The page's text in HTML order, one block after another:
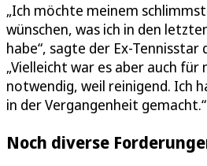
„Ich möchte meinem
wünschen, was ich in den
habe“, sagte der Ex-Tennisstar
„Vielleicht war es aber auch für
notwendig, weil reinigend. Ich
in der Vergangenheit gemacht.“
Noch diverse